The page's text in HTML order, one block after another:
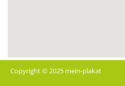
Copyright © 2025 mein-plakat